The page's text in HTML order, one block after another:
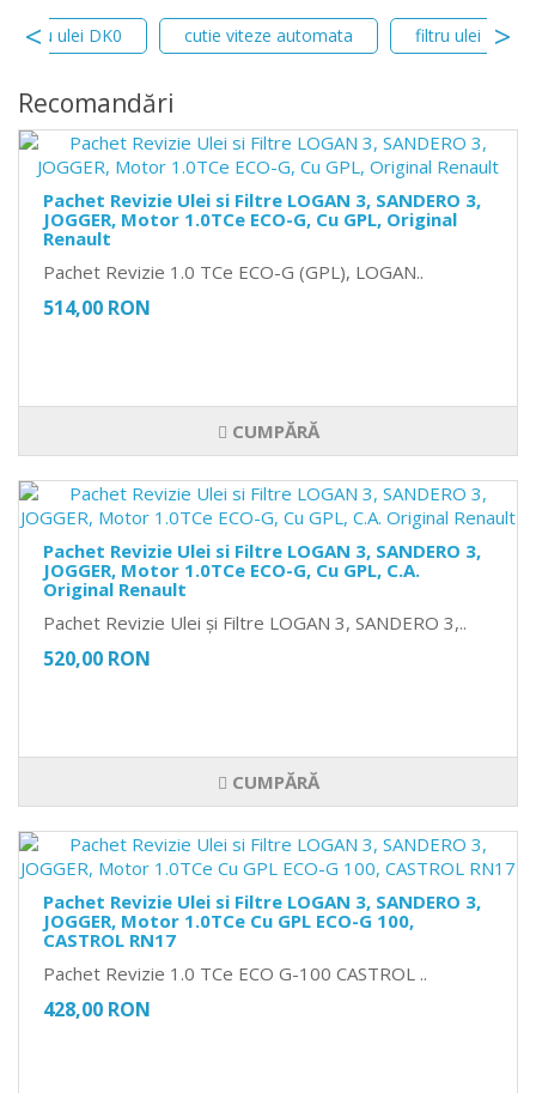
filtru ulei DK0 cutie viteze automata filtru ulei
Recomandări
Pachet Revizie Ulei si Filtre LOGAN 3, SANDERO 3,
JOGGER, Motor 1.0TCe ECO-G, Cu GPL, Original
Renault
Pachet Revizie 1.0 TCe ECO-G (GPL), LOGAN..
514,00 RON
CUMPĂRĂ
Pachet Revizie Ulei si Filtre LOGAN 3, SANDERO 3,
JOGGER, Motor 1.0TCe ECO-G, Cu GPL, C.A.
Original Renault
Pachet Revizie Ulei și Filtre LOGAN 3, SANDERO 3,..
520,00 RON
CUMPĂRĂ
Pachet Revizie Ulei si Filtre LOGAN 3, SANDERO 3,
JOGGER, Motor 1.0TCe Cu GPL ECO-G 100,
CASTROL RN17
Pachet Revizie 1.0 TCe ECO G-100 CASTROL ..
428,00 RON